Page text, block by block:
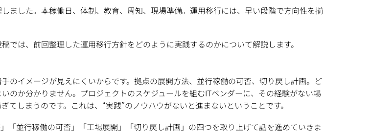
ました。本稼働日、体制、教育、周知、現場準備。運用移行には、早い段階で方向性を揃
は、前回整理した運用移行方針をどのように実践するのかについて解説します。
のイメージが見えにくいからです。拠点の展開方法、並行稼働の可否、切り戻し計画。ど
のか分かりません。プロジェクトのスケジュールを組むITベンダーに、その経験がない場
しまうのです。これは、“実践”のノウハウがないと進まないということです。
「並行稼働の可否」「工場展開」「切り戻し計画」の四つを取り上げて話を進めていきま